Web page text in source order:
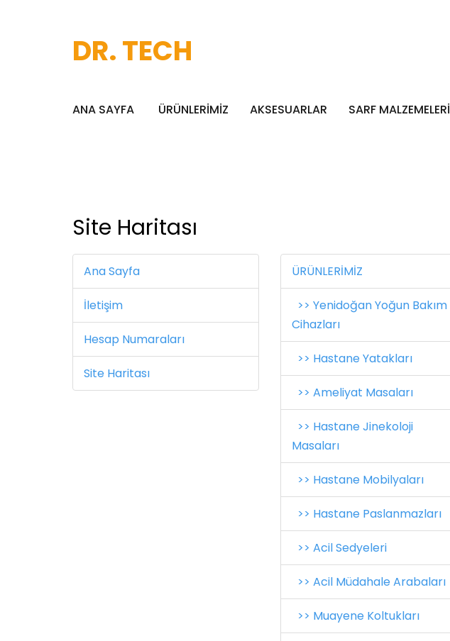
DR. TECH
ANA SAYFA ÜRÜNLERİMİZ AKSESUARLAR SARF MALZEMELERİ
Site Haritası
Ana Sayfa
İletişim
Hesap Numaraları
Site Haritası
ÜRÜNLERİMİZ
>> Yenidoğan Yoğun Bakım
Cihazları
>> Hastane Yatakları
>> Ameliyat Masaları
>> Hastane Jinekoloji
Masaları
>> Hastane Mobilyaları
>> Hastane Paslanmazları
>> Acil Sedyeleri
>> Acil Müdahale Arabaları
>> Muayene Koltukları